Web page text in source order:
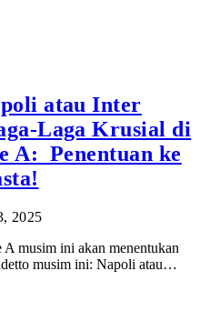
atau Inter
Laga Krusial di
A: Penentuan ke
2025
musim ini akan menentukan
musim ini: Napoli atau…